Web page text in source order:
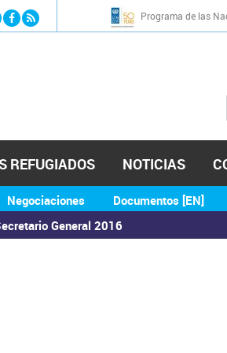
to navigation Programa de las
General 2016
Negociaciones Documentos [EN]
REFUGIADOS NOTICIAS